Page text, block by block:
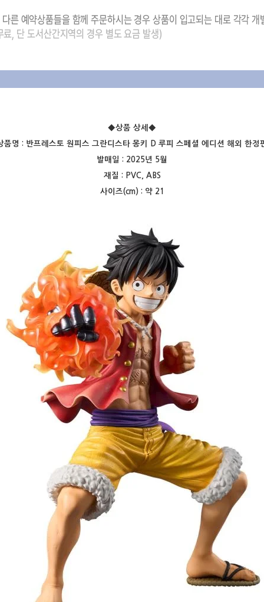
◆상품 상세 ◆
품명 : 반프레스토 원피스 그란디스타 몽키 D 루피 스페셜 에디션 해외 한정
발매일 : 2025년 5월
재질 : PVC, ABS
사이즈(cm) : 약 21